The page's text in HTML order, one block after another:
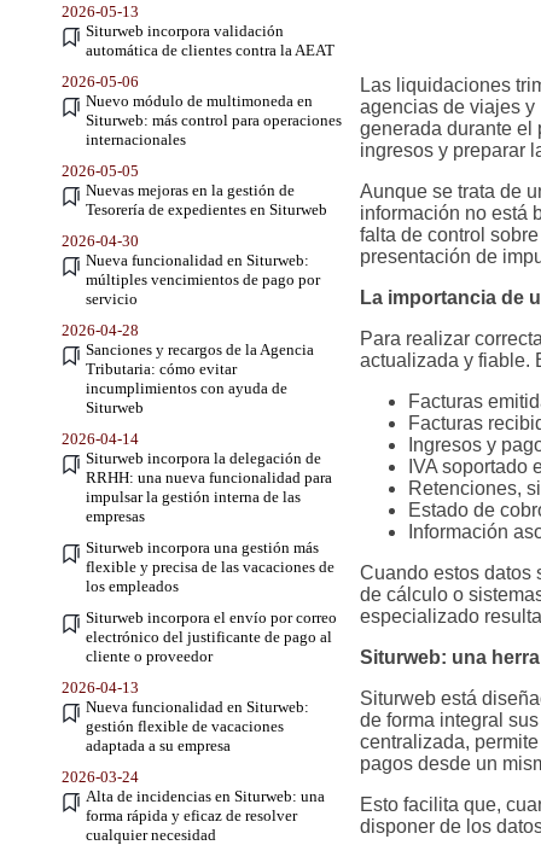
2026-05-13
Siturweb incorpora validación
automática de clientes contra la AEAT
2026-05-06
Nuevo módulo de multimoneda en
Siturweb: más control para operaciones
internacionales
2026-05-05
Nuevas mejoras en la gestión de
Tesorería de expedientes en Siturweb
2026-04-30
Nueva funcionalidad en Siturweb:
múltiples vencimientos de pago por
servicio
2026-04-28
Sanciones y recargos de la Agencia
Tributaria: cómo evitar
incumplimientos con ayuda de
Siturweb
2026-04-14
Siturweb incorpora la delegación de
RRHH: una nueva funcionalidad para
impulsar la gestión interna de las
empresas
Siturweb incorpora una gestión más
flexible y precisa de las vacaciones de
los empleados
Siturweb incorpora el envío por correo
electrónico del justificante de pago al
cliente o proveedor
2026-04-13
Nueva funcionalidad en Siturweb:
gestión flexible de vacaciones
adaptada a su empresa
2026-03-24
Alta de incidencias en Siturweb: una
forma rápida y eficaz de resolver
cualquier necesidad
Las liquidaciones
agencias de viajes y
generada durante el
ingresos y preparar
Aunque se trata de
información no está
falta de control
presentación de
La importancia de
Para realizar
actualizada y fiable.
Facturas
Facturas
Ingresos y
IVA soportado
Retenciones,
Estado de
Información
Cuando estos datos
de cálculo o
especializado
Siturweb: una
Siturweb está
de forma integral
centralizada,
pagos desde un
Esto facilita que,
disponer de los